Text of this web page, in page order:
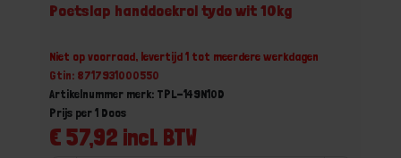
Poetslap handdoekrol tydo wit 10kg
Niet op voorraad, levertijd 1 tot meerdere werkdagen
Gtin: 8717931000550
Artikelnummer merk: TPL-149N10D
€ 57,92 incl. BTW
Prijs per 1 Doos